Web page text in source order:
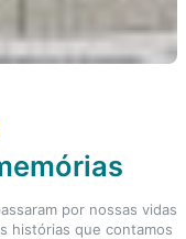
por nossas vidas
histórias que contamos